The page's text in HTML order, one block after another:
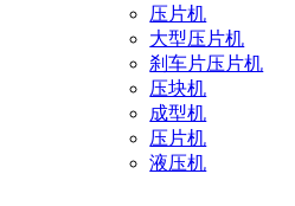
压片机
大型压片机
刹车片压片机
压块机
成型机
压片机
液压机